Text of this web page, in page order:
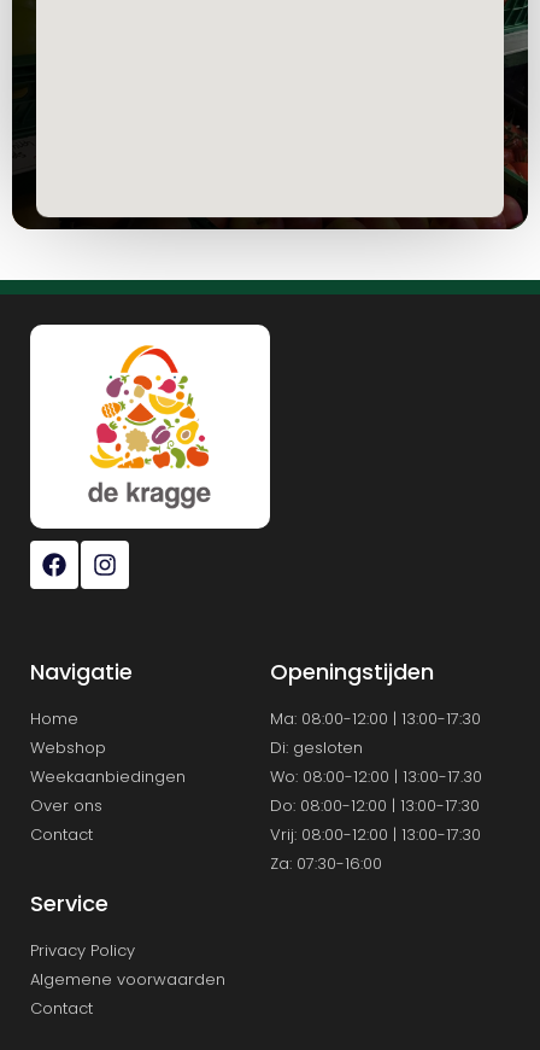
Navigatie
Home
Webshop
Weekaanbiedingen
Over ons
Contact
Openingstijden
Ma: 08:00-12:00 | 13:00-17:30
Di: gesloten
Wo: 08:00-12:00 | 13:00-17.30
Do: 08:00-12:00 | 13:00-17:30
Vrij: 08:00-12:00 | 13:00-17:30
Za: 07:30-16:00
Service
Privacy Policy
Algemene voorwaarden
Contact